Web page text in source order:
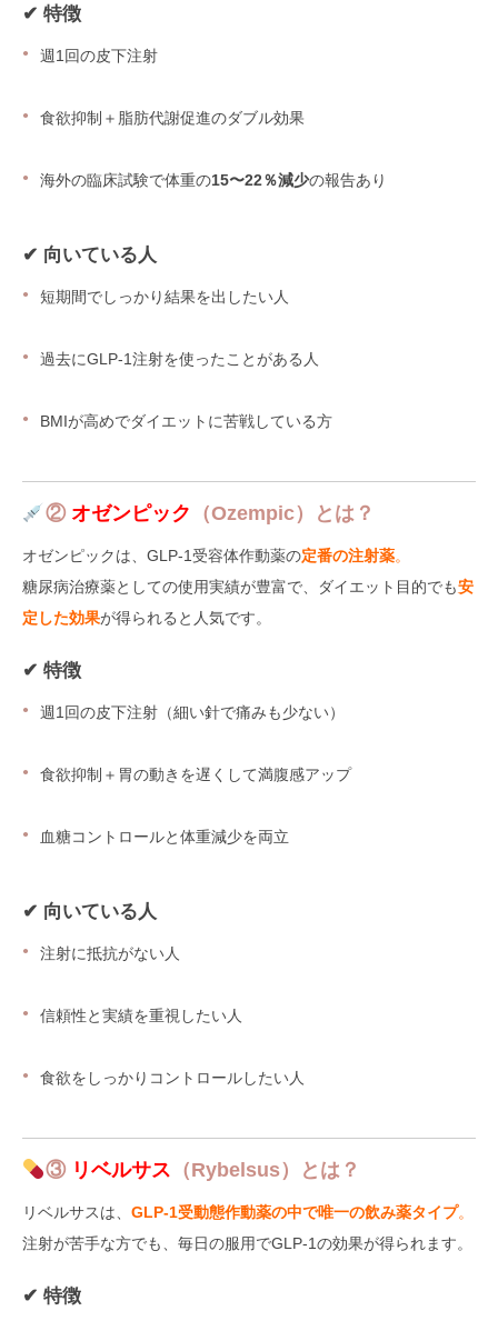
✔ 特徴
週1回の皮下注射
食欲抑制＋脂肪代謝促進のダブル効果
海外の臨床試験で体重の15〜22％減少の報告あり
✔ 向いている人
短期間でしっかり結果を出したい人
過去にGLP-1注射を使ったことがある人
BMIが高めでダイエットに苦戦している方
② オゼンピック （Ozempic）とは？
オゼンピックは、GLP-1受容体作動薬の定番の注射薬。
糖尿病治療薬としての使用実績が豊富で、ダイエット目的でも安
定した効果が得られると人気です。
✔ 特徴
週1回の皮下注射（細い針で痛みも少ない）
食欲抑制＋胃の動きを遅くして満腹感アップ
血糖コントロールと体重減少を両立
✔ 向いている人
注射に抵抗がない人
信頼性と実績を重視したい人
食欲をしっかりコントロールしたい人
③ リベルサス （Rybelsus）とは？
リベルサスは、 GLP-1受動態作動薬の中で唯一の飲み薬タイプ。
注射が苦手な方でも、毎日の服用でGLP-1の効果が得られます。
✔ 特徴